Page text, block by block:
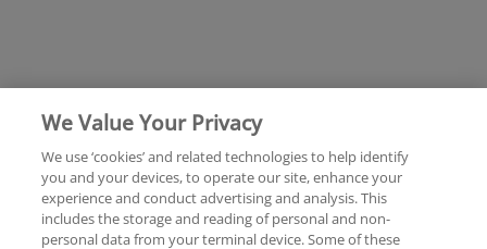
Rechtliche Hinweise Datenschutzerklärung
We Value Your Privacy
We use ‘cookies’ and related technologies to help identify
you and your devices, to operate our site, enhance your
experience and conduct advertising and analysis. This
includes the storage and reading of personal and non-
personal data from your terminal device. Some of these